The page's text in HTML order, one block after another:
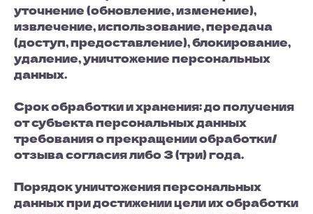
уточнение (обновление, изменение),
извлечение, использование, передача
(доступ, предоставление), блокирование,
удаление, уничтожение персональных
данных.
Срок обработки и хранения: до получения
от субъекта персональных данных
требования о прекращении обработки/
отзыва согласия либо 3 (три) года.
Порядок уничтожения персональных
данных при достижении цели их обработки